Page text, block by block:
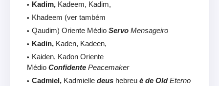
Kadim, Kadeem, Kadim,
Khadeem (ver também
Qaudim) Oriente Médio Servo Mensageiro
Kadin, Kaden, Kadeen,
Kaiden, Kadon Oriente
Médio Confidente Peacemaker
Cadmiel, Kadmielle deus hebreu é de OldEterno